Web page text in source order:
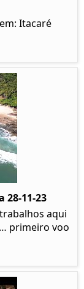
Itacaré
28-11-23
aqui
primeiro voo